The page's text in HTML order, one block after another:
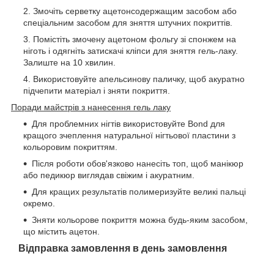
Змочіть серветку ацетонсодержащим засобом або
спеціальним засобом для зняття штучних покриттів.
Помістіть змочену ацетоном фольгу зі спонжем на
ніготь і одягніть затискачі кліпси для зняття гель-лаку.
Залиште на 10 хвилин.
Використовуйте апельсинову паличку, щоб акуратно
підчепити матеріал і зняти покриття.
Поради майстрів з нанесення гель лаку
Для проблемних нігтів використовуйте Bond для
кращого зчеплення натуральної нігтьової пластини з
кольоровим покриттям.
Після роботи обов'язково нанесіть топ, щоб манікюр
або педикюр виглядав свіжим і акуратним.
Для кращих результатів полимеризуйте великі пальці
окремо.
Зняти кольорове покриття можна будь-яким засобом,
що містить ацетон.
Відправка замовлення в день замовлення